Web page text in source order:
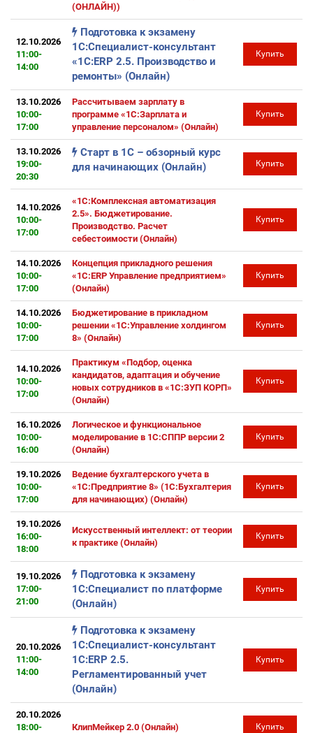
(ОНЛАЙН))
12.10.2026
11:00-
14:00
Подготовка к экзамену
1С:Специалист-консультант
«1С:ERP 2.5. Производство и
ремонты» (Онлайн)
Купить
13.10.2026
10:00-
17:00
Рассчитываем зарплату в
программе «1С:Зарплата и
управление персоналом» (Онлайн)
Купить
13.10.2026
19:00-
20:30
Старт в 1С – обзорный курс
для начинающих (Онлайн)
Купить
14.10.2026
10:00-
17:00
«1С:Комплексная автоматизация
2.5». Бюджетирование.
Производство. Расчет
себестоимости (Онлайн)
Купить
14.10.2026
10:00-
17:00
Концепция прикладного решения
«1С:ERP Управление предприятием»
(Онлайн)
Купить
14.10.2026
10:00-
17:00
Бюджетирование в прикладном
решении «1С:Управление холдингом
8» (Онлайн)
Купить
14.10.2026
10:00-
17:00
Практикум «Подбор, оценка
кандидатов, адаптация и обучение
новых сотрудников в «1С:ЗУП КОРП»
(Онлайн)
Купить
16.10.2026
10:00-
16:00
Логическое и функциональное
моделирование в 1С:СППР версии 2
(Онлайн)
Купить
19.10.2026
10:00-
17:00
Ведение бухгалтерского учета в
«1С:Предприятие 8» (1С:Бухгалтерия
для начинающих) (Онлайн)
Купить
19.10.2026
16:00-
18:00
Искусственный интеллект: от теории
к практике (Онлайн)
Купить
19.10.2026
17:00-
21:00
Подготовка к экзамену
1С:Специалист по платформе
(Онлайн)
Купить
20.10.2026
11:00-
14:00
Подготовка к экзамену
1С:Специалист-консультант
1С:ERP 2.5.
Регламентированный учет
(Онлайн)
Купить
20.10.2026
18:00-
КлипМейкер 2.0 (Онлайн) Купить